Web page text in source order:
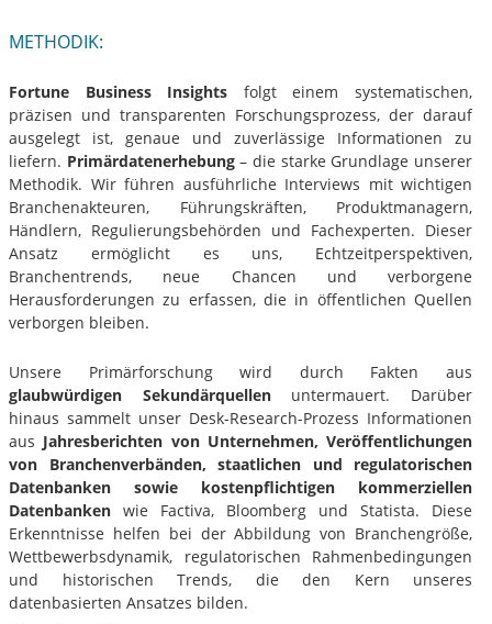
METHODIK:
Fortune Business Insights folgt einem systematischen,
präzisen und transparenten Forschungsprozess, der darauf
ausgelegt ist, genaue und zuverlässige Informationen zu
liefern. Primärdatenerhebung– die starke Grundlage unserer
Methodik. Wir führen ausführliche Interviews mit wichtigen
Branchenakteuren, Führungskräften, Produktmanagern,
Händlern, Regulierungsbehörden und Fachexperten. Dieser
Ansatz ermöglicht es uns, Echtzeitperspektiven,
Branchentrends, neue Chancen und verborgene
Herausforderungen zu erfassen, die in öffentlichen Quellen
verborgen bleiben.
Unsere Primärforschung wird durch Fakten aus
glaubwürdigen Sekundärquellenuntermauert. Darüber
hinaus sammelt unser Desk-Research-Prozess Informationen
aus Jahresberichten von Unternehmen, Veröffentlichungen
von Branchenverbänden, staatlichen und regulatorischen
Datenbanken sowie kostenpflichtigen kommerziellen
Datenbanken wie Factiva, Bloomberg und Statista. Diese
Erkenntnisse helfen bei der Abbildung von Branchengröße,
Wettbewerbsdynamik, regulatorischen Rahmenbedingungen
und historischen Trends, die den Kern unseres
datenbasierten Ansatzes bilden.